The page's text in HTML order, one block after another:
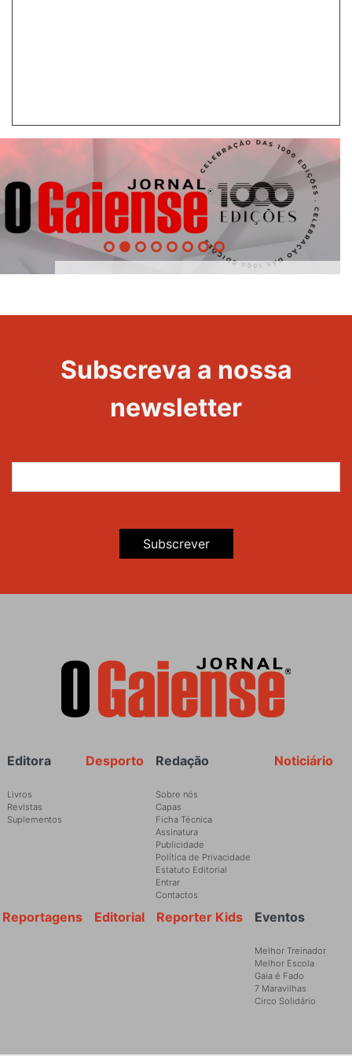
Evento
Subscreva a nossa
newsletter
Subscrever
Rodapé Noticiário
Redação
Sobre nós
Capas
Ficha Técnica
Assinatura
Publicidade
Política de Privacidade
Estatuto Editorial
Entrar
Contactos
Desporto
Editora
Livros
Revistas
Suplementos
Eventos
Melhor Treinador
Melhor Escola
Gaia é Fado
7 Maravilhas
Circo Solidário
Reporter Kids
Editorial
Reportagens